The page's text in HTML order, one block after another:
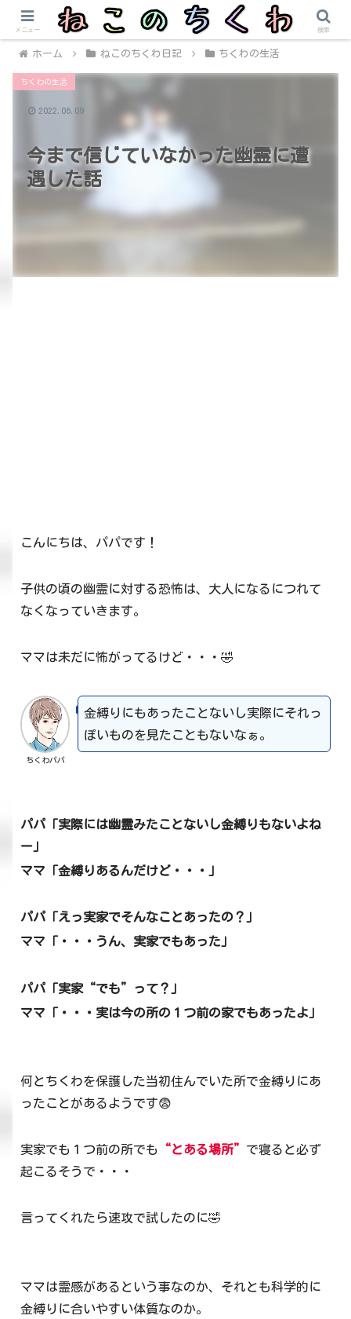
ホーム ねこのちくわ日記 ちくわの生活
今まで信じていなかった幽霊に遭
遇した話
ちくわの生活
2022.06.09
こんにちは、パパです！
子供の頃の幽霊に対する恐怖は、大人になるにつれて
なくなっていきます。
ママは未だに怖がってるけど・・・🤣
ちくわパパ
金縛りにもあったことないし実際にそれっ
ぽいものを見たこともないなぁ。
パパ「実際には幽霊みたことないし金縛りもないよね
ー」
ママ「金縛りあるんだけど・・・」
パパ「えっ実家でそんなことあったの？」
ママ「・・・うん、実家でもあった」
パパ「実家“でも”って？」
ママ「・・・実は今の所の１つ前の家でもあったよ」
何とちくわを保護した当初住んでいた所で金縛りにあ
ったことがあるようです😨
実家でも１つ前の所でも “とある場所” で寝ると必ず
起こるそうで・・・
言ってくれたら速攻で試したのに🤣
ママは霊感があるという事なのか、それとも科学的に
金縛りに合いやすい体質なのか。
メニュー 検索